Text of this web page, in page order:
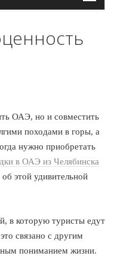
ОАЭ, но и совместить
походами в горы, а
нужно приобретать
в ОАЭ из Челябинска
этой удивительной
в которую туристы едут
связано с другим
пониманием жизни.